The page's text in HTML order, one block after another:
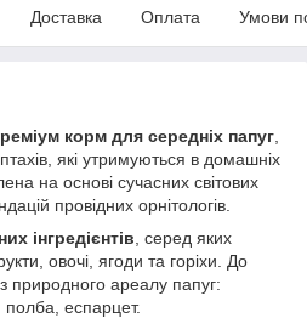
Доставка Оплата Умови
корм для середніх папуг
які утримуються в домашніх
на основі сучасних світових
провідних орнітологів.
інгредієнтів , серед яких
овочі, ягоди та горіхи. До
природного ареалу папуг:
полба, еспарцет.